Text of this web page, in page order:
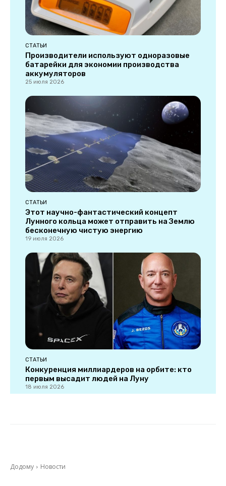
СТАТЬИ
Производители используют одноразовые
батарейки для экономии производства
аккумуляторов
25 июля 2026
СТАТЬИ
Этот научно-фантастический концепт
Лунного кольца может отправить на Землю
бесконечную чистую энергию
19 июля 2026
СТАТЬИ
Конкуренция миллиардеров на орбите: кто
первым высадит людей на Луну
18 июля 2026